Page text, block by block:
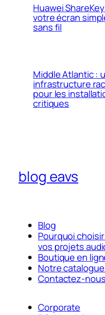
Huawei
votre écran
sans fil
Middle Atlantic :
infrastructure
pour les
critiques
blog eavs
Blog
Pourquoi
vos projets
Boutique en
Notre
Contactez-nous
Corporate